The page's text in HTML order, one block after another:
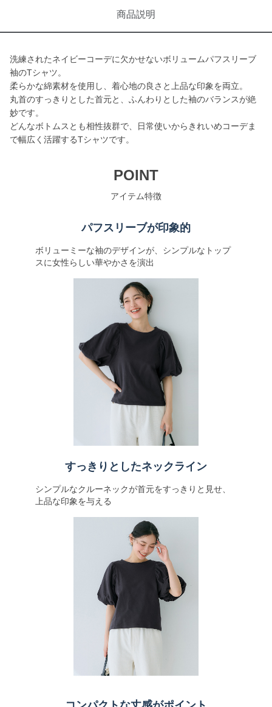
商品説明
洗練されたネイビーコーデに欠かせないボリュームパフスリーブ
袖のTシャツ。
柔らかな綿素材を使用し、着心地の良さと上品な印象を両立。
丸首のすっきりとした首元と、ふんわりとした袖のバランスが絶
妙です。
どんなボトムスとも相性抜群で、日常使いからきれいめコーデま
で幅広く活躍するTシャツです。
POINT
アイテム特徴
パフスリーブが印象的
ボリューミーな袖のデザインが、シンプルなトップ
スに女性らしい華やかさを演出
すっきりとしたネックライン
シンプルなクルーネックが首元をすっきりと見せ、
上品な印象を与える